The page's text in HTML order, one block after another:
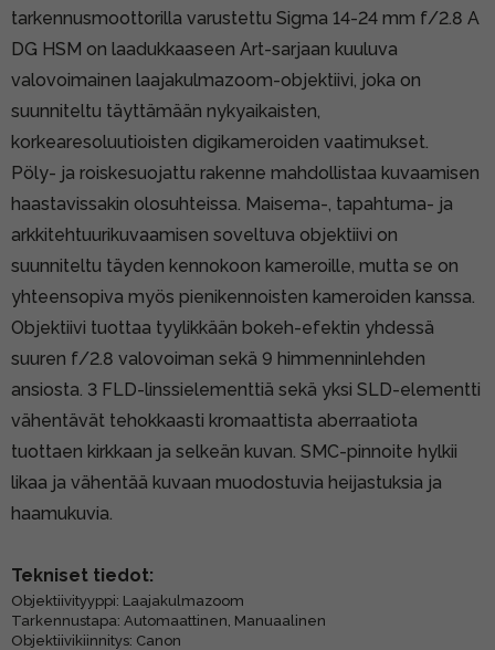
tarkennusmoottorilla varustettu Sigma 14-24 mm f/2.8 A
DG HSM on laadukkaaseen Art-sarjaan kuuluva
valovoimainen laajakulmazoom-objektiivi, joka on
suunniteltu täyttämään nykyaikaisten,
korkearesoluutioisten digikameroiden vaatimukset.
Pöly- ja roiskesuojattu rakenne mahdollistaa kuvaamisen
haastavissakin olosuhteissa. Maisema-, tapahtuma- ja
arkkitehtuurikuvaamisen soveltuva objektiivi on
suunniteltu täyden kennokoon kameroille, mutta se on
yhteensopiva myös pienikennoisten kameroiden kanssa.
Objektiivi tuottaa tyylikkään bokeh-efektin yhdessä
suuren f/2.8 valovoiman sekä 9 himmenninlehden
ansiosta. 3 FLD-linssielementtiä sekä yksi SLD-elementti
vähentävät tehokkaasti kromaattista aberraatiota
tuottaen kirkkaan ja selkeän kuvan. SMC-pinnoite hylkii
likaa ja vähentää kuvaan muodostuvia heijastuksia ja
haamukuvia.
Tekniset tiedot:
Objektiivityyppi: Laajakulmazoom
Tarkennustapa: Automaattinen, Manuaalinen
Objektiivikiinnitys: Canon